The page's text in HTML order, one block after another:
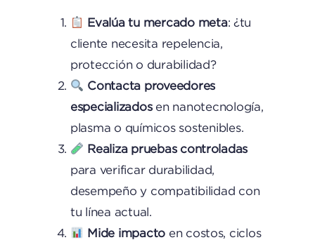
Evalúa tu mercado meta: ¿tu
cliente necesita repelencia,
protección o durabilidad?
Contacta proveedores
especializadosen nanotecnología,
plasma o químicos sostenibles.
Realiza pruebas controladas
para verificar durabilidad,
desempeño y compatibilidad con
tu línea actual.
Mide impacto en costos, ciclos